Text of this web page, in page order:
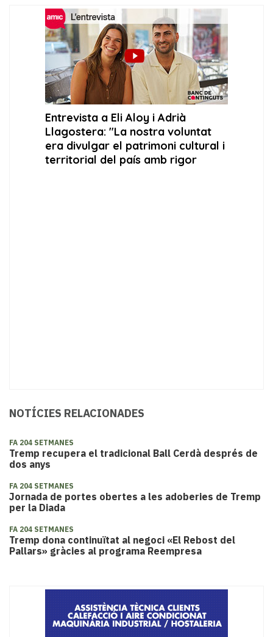
NOTÍCIES RELACIONADES
FA 204 SETMANES
Tremp recupera el tradicional Ball Cerdà després de
dos anys
FA 204 SETMANES
Jornada de portes obertes a les adoberies de Tremp
per la Diada
FA 204 SETMANES
Tremp dona continuïtat al negoci «El Rebost del
Pallars» gràcies al programa Reempresa